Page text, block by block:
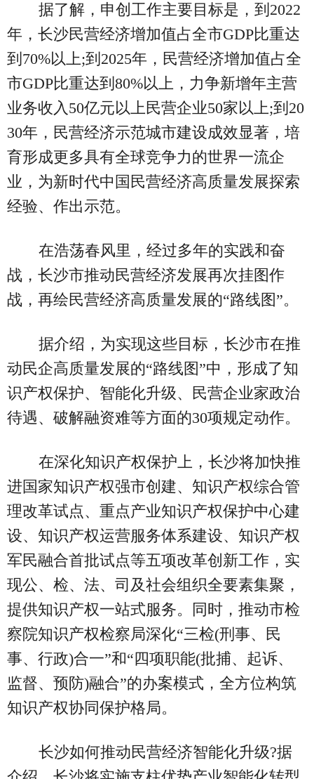
据了解，申创工作主要目标是，到2022
年，长沙民营经济增加值占全市GDP比重达
到70%以上;到2025年，民营经济增加值占全
市GDP比重达到80%以上，力争新增年主营
业务收入50亿元以上民营企业50家以上;到20
30年，民营经济示范城市建设成效显著，培
育形成更多具有全球竞争力的世界一流企
业，为新时代中国民营经济高质量发展探索
经验、作出示范。
在浩荡春风里，经过多年的实践和奋
战，长沙市推动民营经济发展再次挂图作
战，再绘民营经济高质量发展的“路线图”。
据介绍，为实现这些目标，长沙市在推
动民企高质量发展的“路线图”中，形成了知
识产权保护、智能化升级、民营企业家政治
待遇、破解融资难等方面的30项规定动作。
在深化知识产权保护上，长沙将加快推
进国家知识产权强市创建、知识产权综合管
理改革试点、重点产业知识产权保护中心建
设、知识产权运营服务体系建设、知识产权
军民融合首批试点等五项改革创新工作，实
现公、检、法、司及社会组织全要素集聚，
提供知识产权一站式服务。同时，推动市检
察院知识产权检察局深化“三检(刑事、民
事、行政)合一”和“四项职能(批捕、起诉、
监督、预防)融合”的办案模式，全方位构筑
知识产权协同保护格局。
长沙如何推动民营经济智能化升级?据